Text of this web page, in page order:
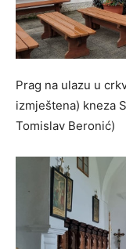
Prag na ulazu u
izmještena) kneza
Tomislav Beronić)